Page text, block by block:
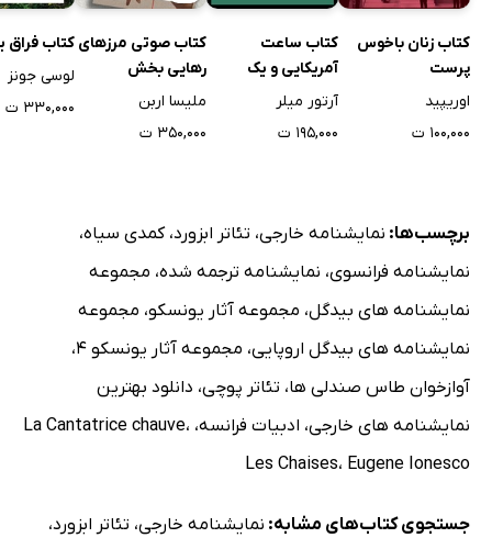
کتاب زنان باخوس
پرست
اوریپید
۱۰۰,۰۰۰ ت
کتاب ساعت
آمریکایی و یک
نمایشنامه دیگر
آرتور میلر
۱۹۵,۰۰۰ ت
کتاب صوتی مرزهای
رهایی بخش
ملیسا اربن
۳۵۰,۰۰۰ ت
کتاب
لوسی جونز
۳۳۰,۰۰۰ ت
برچسب‌ها: نمایشنامه خارجی، تئاتر ابزورد،کمدی سیاه،
نمایشنامه فرانسوی، نمایشنامه ترجمه شده، مجموعه
نمایشنامه های بیدگل، مجموعه آثار یونسکو، مجموعه
نمایشنامه های بیدگل اروپایی، مجموعه آثار یونسکو 4
،
آوازخوان طاس صندلی ها، تئاتر پوچی، دانلود بهترین
نمایشنامه های خارجی، ادبیات فرانسه، La Cantatrice chauve،
Les Chaises، Eugene Ionesco
جستجوی کتاب‌های مشابه: نمایشنامه خارجی، تئاتر ابزورد،